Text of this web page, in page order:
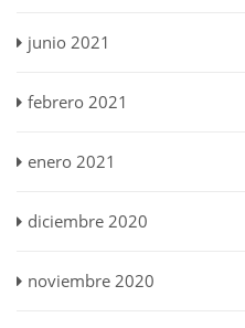
junio 2021
febrero 2021
enero 2021
diciembre 2020
noviembre 2020